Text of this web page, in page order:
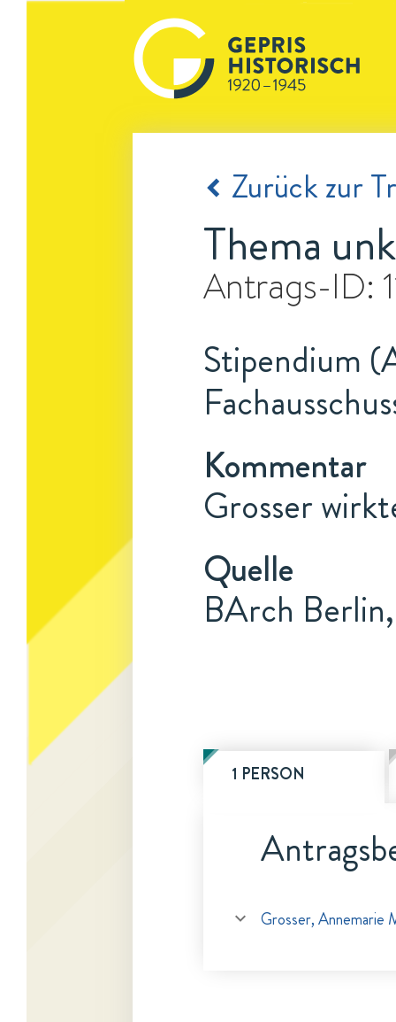
Zurück zur
Thema
Antrags-ID:
Stipendium
Kommentar
Grosser
Quelle
BArch
1 PERSON
Grosser, Annemarie